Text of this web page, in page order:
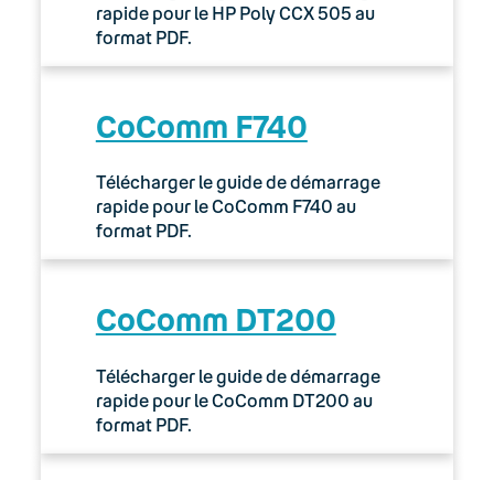
rapide pour le HP Poly CCX 505 au
format PDF.
CoComm F740
Télécharger le guide de démarrage
rapide pour le CoComm F740 au
format PDF.
CoComm DT200
Télécharger le guide de démarrage
rapide pour le CoComm DT200 au
format PDF.